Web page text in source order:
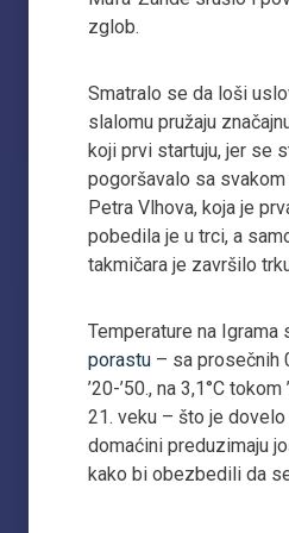
zglob.
Smatralo se da loši
slalomu pružaju
koji prvi startuju, jer se
pogoršavalo sa
Petra Vlhova, koja je
pobedila je u trci, a
takmičara je završilo
Temperature na Igrama
porastu – sa prosečnih
’20-’50., na 3,1°C tokom
21. veku – što je
domaćini preduzimaju
kako bi obezbedili da